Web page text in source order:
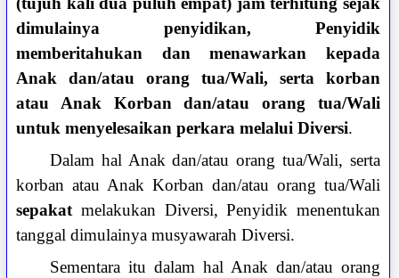
dimulainya penyidikan, Penyidik
memberitahukan dan menawarkan kepada
Anak dan/atau orang tua/Wali, serta korban
atau Anak Korban dan/atau orang tua/Wali
untuk menyelesaikan perkara melalui Diversi.
Dalam hal Anak dan/atau orang tua/Wali, serta
korban atau Anak Korban dan/atau orang tua/Wali
sepakat melakukan Diversi, Penyidik menentukan
tanggal dimulainya musyawarah Diversi.
Sementara itu dalam hal Anak dan/atau orang